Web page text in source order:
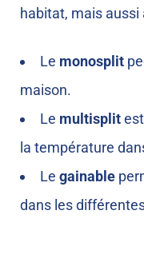
habitat, mais aussi
Le monosplit
maison.
Le multisplit
la température
Le gainable
dans les